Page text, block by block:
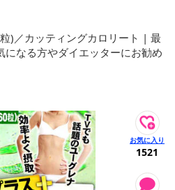
)／カッティングカロリート | 最
なる方やダイエッターにお勧め
1521